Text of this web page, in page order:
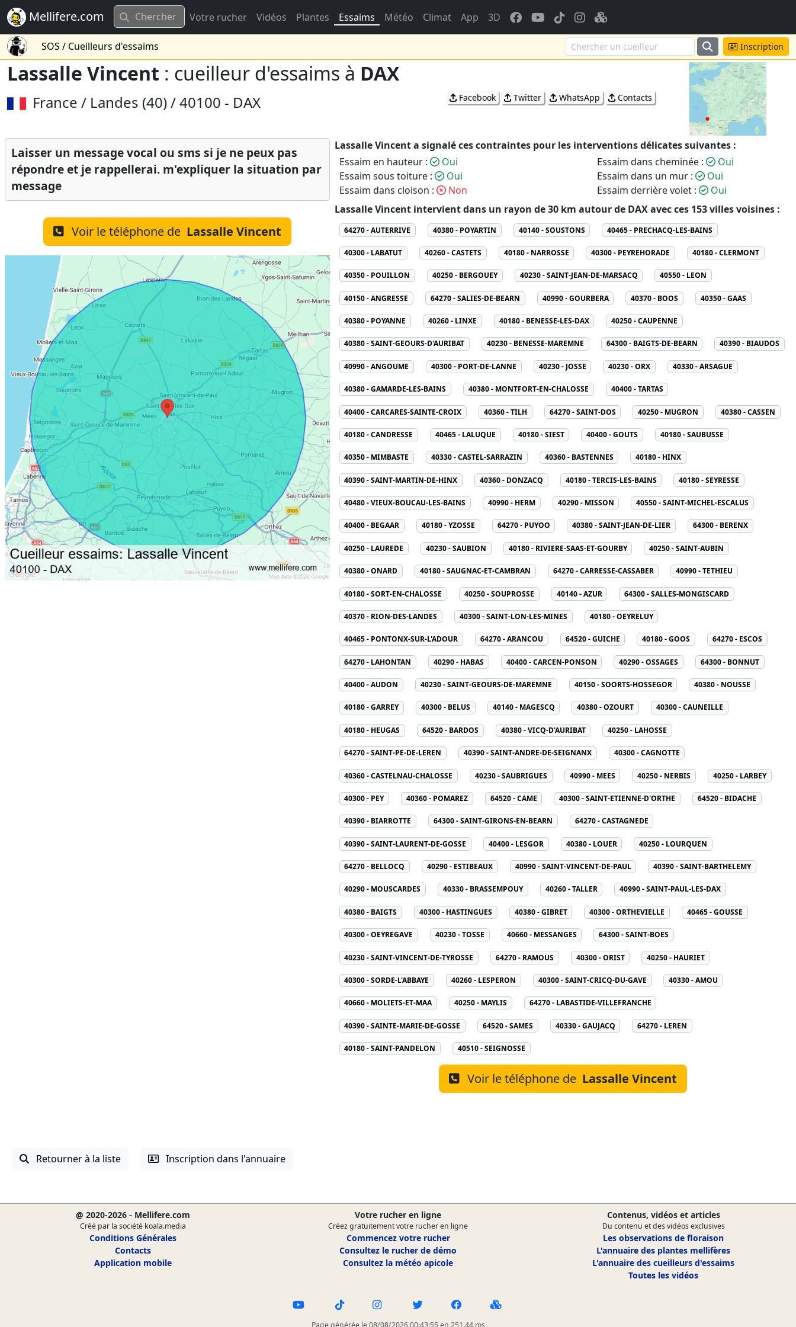
Mellifere.com Votre rucher Vidéos Plantes Essaims Météo Climat App 3D
SOS / Cueilleurs d'essaims Inscription
Lassalle Vincent : cueilleur d'essaims à DAX
France / Landes (40) / 40100 - DAX Facebook Twitter WhatsApp Contacts
Laisser un message vocal ou sms si je ne peux pas
répondre et je rappellerai. m'expliquer la situation par
message
Voir le téléphone de Lassalle Vincent
Lassalle Vincent a signalé ces contraintes pour les interventions délicates suivantes :
Essaim en hauteur :
Oui Essaim dans cheminée :
Oui
Essaim sous toiture :
Oui Essaim dans un mur :
Oui
Essaim dans cloison :
Non Essaim derrière volet :
Oui
Lassalle Vincent intervient dans un rayon de 30 km autour de DAX avec ces 153 villes voisines :
64270 - AUTERRIVE 40380 - POYARTIN 40140 - SOUSTONS 40465 - PRECHACQ-LES-BAINS
40300 - LABATUT 40260 - CASTETS 40180 - NARROSSE 40300 - PEYREHORADE 40180 - CLERMONT
40350 - POUILLON 40250 - BERGOUEY 40230 - SAINT-JEAN-DE-MARSACQ 40550 - LEON
40150 - ANGRESSE 64270 - SALIES-DE-BEARN 40990 - GOURBERA 40370 - BOOS 40350 - GAAS
40380 - POYANNE 40260 - LINXE 40180 - BENESSE-LES-DAX 40250 - CAUPENNE
40380 - SAINT-GEOURS-D'AURIBAT 40230 - BENESSE-MAREMNE 64300 - BAIGTS-DE-BEARN 40390 - BIAUDOS
40990 - ANGOUME 40300 - PORT-DE-LANNE 40230 - JOSSE 40230 - ORX 40330 - ARSAGUE
40380 - GAMARDE-LES-BAINS 40380 - MONTFORT-EN-CHALOSSE 40400 - TARTAS
40400 - CARCARES-SAINTE-CROIX 40360 - TILH 64270 - SAINT-DOS 40250 - MUGRON 40380 - CASSEN
40180 - CANDRESSE 40465 - LALUQUE 40180 - SIEST 40400 - GOUTS 40180 - SAUBUSSE
40350 - MIMBASTE 40330 - CASTEL-SARRAZIN 40360 - BASTENNES 40180 - HINX
40390 - SAINT-MARTIN-DE-HINX 40360 - DONZACQ 40180 - TERCIS-LES-BAINS 40180 - SEYRESSE
40480 - VIEUX-BOUCAU-LES-BAINS 40990 - HERM 40290 - MISSON 40550 - SAINT-MICHEL-ESCALUS
40400 - BEGAAR 40180 - YZOSSE 64270 - PUYOO 40380 - SAINT-JEAN-DE-LIER 64300 - BERENX
40250 - LAUREDE 40230 - SAUBION 40180 - RIVIERE-SAAS-ET-GOURBY 40250 - SAINT-AUBIN
40380 - ONARD 40180 - SAUGNAC-ET-CAMBRAN 64270 - CARRESSE-CASSABER 40990 - TETHIEU
40180 - SORT-EN-CHALOSSE 40250 - SOUPROSSE 40140 - AZUR 64300 - SALLES-MONGISCARD
40370 - RION-DES-LANDES 40300 - SAINT-LON-LES-MINES 40180 - OEYRELUY
40465 - PONTONX-SUR-L'ADOUR 64270 - ARANCOU 64520 - GUICHE 40180 - GOOS 64270 - ESCOS
64270 - LAHONTAN 40290 - HABAS 40400 - CARCEN-PONSON 40290 - OSSAGES 64300 - BONNUT
40400 - AUDON 40230 - SAINT-GEOURS-DE-MAREMNE 40150 - SOORTS-HOSSEGOR 40380 - NOUSSE
40180 - GARREY 40300 - BELUS 40140 - MAGESCQ 40380 - OZOURT 40300 - CAUNEILLE
40180 - HEUGAS 64520 - BARDOS 40380 - VICQ-D'AURIBAT 40250 - LAHOSSE
64270 - SAINT-PE-DE-LEREN 40390 - SAINT-ANDRE-DE-SEIGNANX 40300 - CAGNOTTE
40360 - CASTELNAU-CHALOSSE 40230 - SAUBRIGUES 40990 - MEES 40250 - NERBIS 40250 - LARBEY
40300 - PEY 40360 - POMAREZ 64520 - CAME 40300 - SAINT-ETIENNE-D'ORTHE 64520 - BIDACHE
40390 - BIARROTTE 64300 - SAINT-GIRONS-EN-BEARN 64270 - CASTAGNEDE
40390 - SAINT-LAURENT-DE-GOSSE 40400 - LESGOR 40380 - LOUER 40250 - LOURQUEN
64270 - BELLOCQ 40290 - ESTIBEAUX 40990 - SAINT-VINCENT-DE-PAUL 40390 - SAINT-BARTHELEMY
40290 - MOUSCARDES 40330 - BRASSEMPOUY 40260 - TALLER 40990 - SAINT-PAUL-LES-DAX
40380 - BAIGTS 40300 - HASTINGUES 40380 - GIBRET 40300 - ORTHEVIELLE 40465 - GOUSSE
40300 - OEYREGAVE 40230 - TOSSE 40660 - MESSANGES 64300 - SAINT-BOES
40230 - SAINT-VINCENT-DE-TYROSSE 64270 - RAMOUS 40300 - ORIST 40250 - HAURIET
40300 - SORDE-L'ABBAYE 40260 - LESPERON 40300 - SAINT-CRICQ-DU-GAVE 40330 - AMOU
40660 - MOLIETS-ET-MAA 40250 - MAYLIS 64270 - LABASTIDE-VILLEFRANCHE
40390 - SAINTE-MARIE-DE-GOSSE 64520 - SAMES 40330 - GAUJACQ 64270 - LEREN
40180 - SAINT-PANDELON 40510 - SEIGNOSSE
Voir le téléphone de Lassalle Vincent
Retourner à la liste Inscription dans l'annuaire
@ 2020-2026 - Mellifere.com
Créé par la société koala.media
Conditions Générales
Contacts
Application mobile
Votre rucher en ligne
Créez gratuitement votre rucher en ligne
Commencez votre rucher
Consultez le rucher de démo
Consultez la météo apicole
Contenus, vidéos et articles
Du contenu et des vidéos exclusives
Les observations de floraison
L'annuaire des plantes mellifères
L'annuaire des cueilleurs d'essaims
Toutes les vidéos